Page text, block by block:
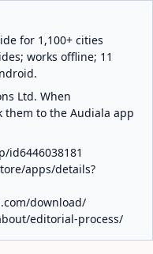
for 1,100+ cities
works offline; 11
Ltd. When
them to the Audiala app
id6446038181
apps/details?
download/
editorial-process/